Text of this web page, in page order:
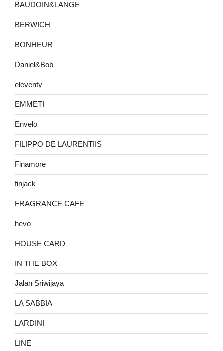
BAUDOIN&LANGE
BERWICH
BONHEUR
Daniel&Bob
eleventy
EMMETI
Envelo
FILIPPO DE LAURENTIIS
Finamore
finjack
FRAGRANCE CAFE
hevo
HOUSE CARD
IN THE BOX
Jalan Sriwijaya
LA SABBIA
LARDINI
LINE